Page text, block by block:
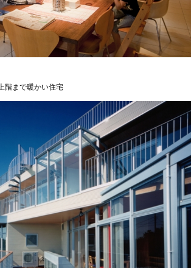
階まで暖かい住宅